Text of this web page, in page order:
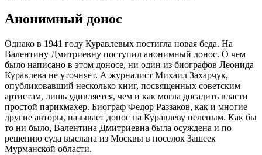
Анонимный донос
Однако в 1941 году Куравлевых постигла новая беда. На
Валентину Дмитриевну поступил анонимный донос. О чем
было написано в этом доносе, ни один из биографов Леонида
Куравлева не уточняет. А журналист Михаил Захарчук,
опубликовавший несколько книг, посвященных советским
артистам, лишь удивляется, чем и как могла досадить власти
простой парикмахер. Биограф Федор Раззаков, как и многие
другие авторы, называет донос на Куравлеву нелепым. Как бы
то ни было, Валентина Дмитриевна была осуждена и по
решению суда выслана из Москвы в поселок Зашеек
Мурманской области.